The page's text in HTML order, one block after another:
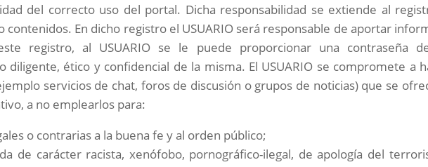
del correcto uso del portal. Dicha responsabilidad se extiende al
En dicho registro el USUARIO será responsable de aportar
registro, al USUARIO se le puede proporcionar una contraseña
ético y confidencial de la misma. El USUARIO se compromete a
servicios de chat, foros de discusión o grupos de noticias) que se
a no emplearlos para:
o contrarias a la buena fe y al orden público;
de carácter racista, xenófobo, pornográfico-ilegal, de apología del